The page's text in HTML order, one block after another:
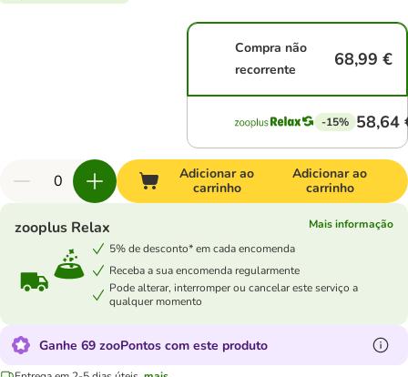
Compra não
recorrente
68,99 €
-15% 58,64
Adicionar ao
carrinho
Adicionar ao
carrinho
zooplus Relax
Mais informação
5% de desconto* em cada encomenda
Receba a sua encomenda regularmente
Pode alterar, interromper ou cancelar este serviço a
qualquer momento
Ganhe 69 zooPontos com este produto